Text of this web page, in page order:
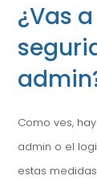
¿Vas
Como ves,
admin o el
estas